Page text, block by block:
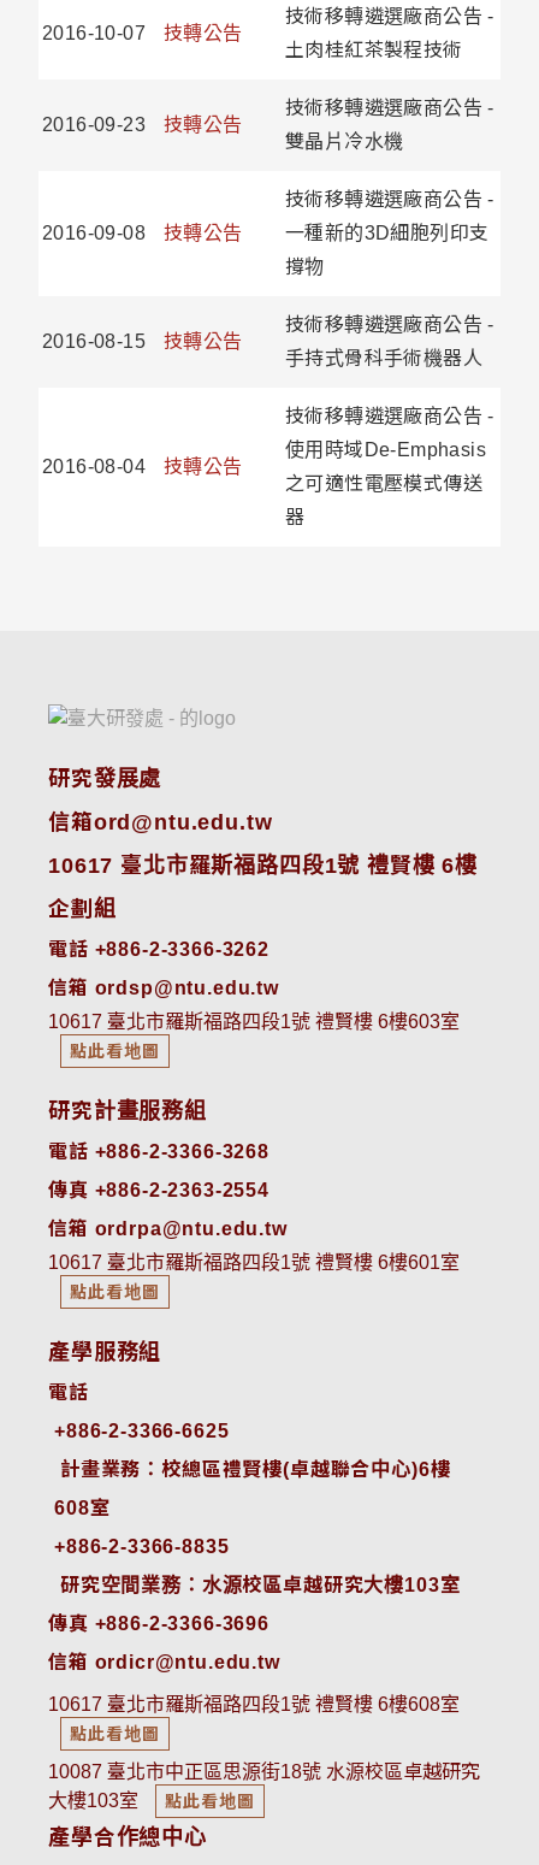
2016-10-07 技轉公告
技術移轉遴選廠商公告 -
土肉桂紅茶製程技術
2016-09-23 技轉公告
技術移轉遴選廠商公告 -
雙晶片冷水機
2016-09-08 技轉公告
技術移轉遴選廠商公告 -
一種新的3D細胞列印支
撐物
2016-08-15 技轉公告
技術移轉遴選廠商公告 -
手持式骨科手術機器人
2016-08-04 技轉公告
技術移轉遴選廠商公告 -
使用時域De-Emphasis
之可適性電壓模式傳送
器
研究發展處
信箱ord@ntu.edu.tw
10617 臺北市羅斯福路四段1號 禮賢樓 6樓
企劃組
電話 +886-2-3366-3262
信箱 ordsp@ntu.edu.tw
10617 臺北市羅斯福路四段1號 禮賢樓 6樓603室
點此看地圖
研究計畫服務組
電話 +886-2-3366-3268
傳真 +886-2-2363-2554
信箱 ordrpa@ntu.edu.tw
10617 臺北市羅斯福路四段1號 禮賢樓 6樓601室
點此看地圖
產學服務組
電話
+886-2-3366-6625
計畫業務：校總區禮賢樓(卓越聯合中心)6樓
608室
+886-2-3366-8835
研究空間業務：水源校區卓越研究大樓103室
傳真 +886-2-3366-3696
信箱 ordicr@ntu.edu.tw
10617 臺北市羅斯福路四段1號 禮賢樓 6樓608室
點此看地圖
10087 臺北市中正區思源街18號 水源校區卓越研究
大樓103室
點此看地圖
產學合作總中心